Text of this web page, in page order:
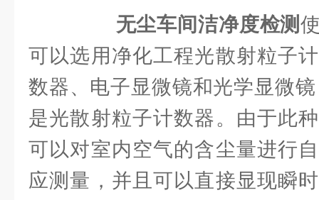
无尘车间洁净度检测
可以选用净化工程光散射粒子
数器、电子显微镜和光学显微
是光散射粒子计数器。由于此
可以对室内空气的含尘量进行
应测量，并且可以直接显现瞬